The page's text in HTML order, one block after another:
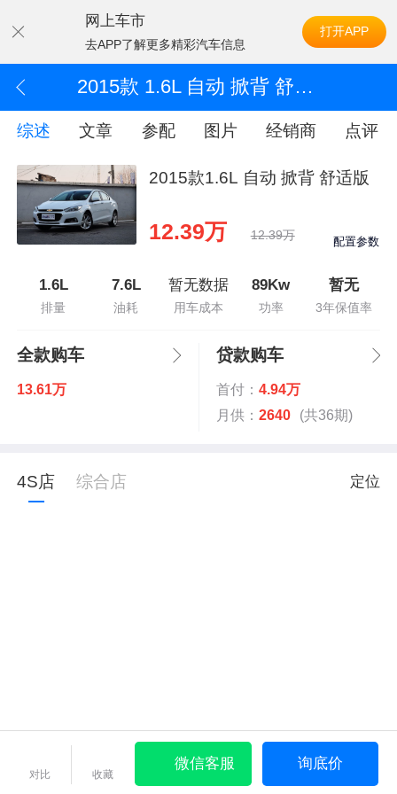
网上车市
去APP了解更多精彩汽车信息
打开APP
2015款 1.6L 自动 掀背 舒适版
综述 文章 参配 图片 经销商 点评
2015款1.6L 自动 掀背 舒适版
12.39万 12.39万 配置参数
1.6L
排量
7.6L
油耗
暂无数据
用车成本
89Kw
功率
暂无
3年保值率
全款购车
13.61万
贷款购车
首付： 4.94万
月供： 2640 (共36期)
4S店 综合店 定位
对比 收藏
微信客服 询底价